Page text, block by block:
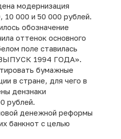
модернизация
10 000 и 50 000 рублей.
обозначение
оттенок основного
поле ставилась
1994 ГОДА».
бумажные
в стране, для чего в
дензнаки
рублей.
денежной реформы
банкнот с целью